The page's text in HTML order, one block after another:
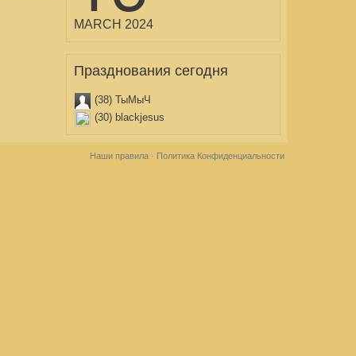
MARCH 2024
Празднования сегодня
(38) ТыМыЧ
(30) blackjesus
Политика Конфиденциальности
Наши правила·